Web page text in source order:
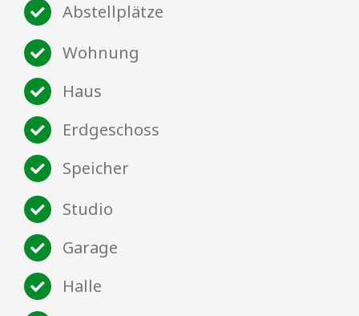
Abstellplätze
Wohnung
Haus
Erdgeschoss
Speicher
Studio
Garage
Halle